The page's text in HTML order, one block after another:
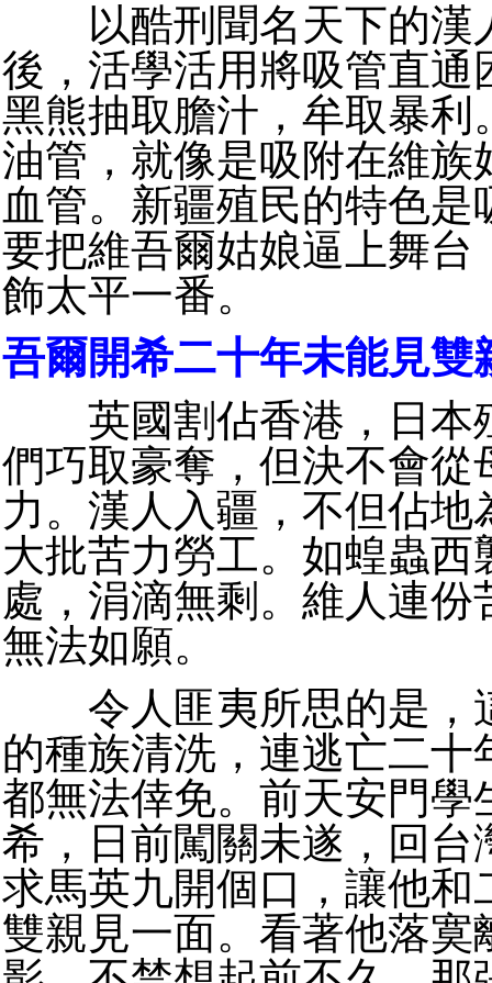
以酷刑聞名天下的漢
後，活學活用將吸管直通
黑熊抽取膽汁，牟取暴利
油管，就像是吸附在維族
血管。新疆殖民的特色是
要把維吾爾姑娘逼上舞台
飾太平一番。
吾爾開希二十年未能見雙
英國割佔香港，日本
們巧取豪奪，但決不會從
力。漢人入疆，不但佔地
大批苦力勞工。如蝗蟲西
處，涓滴無剩。維人連份
無法如願。
令人匪夷所思的是，
的種族清洗，連逃亡二十
都無法倖免。前天安門學
希，日前闖關未遂，回台
求馬英九開個口，讓他和
雙親見一面。看著他落寞